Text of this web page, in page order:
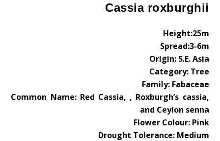
Cassia roxburghii
Height:25m
Spread:3-6m
Origin: S.E. Asia
Category: Tree
Family: Fabaceae
Common Name: Red Cassia, , Roxburgh’s cassia,
and Ceylon senna
Flower Colour: Pink
Drought Tolerance: Medium